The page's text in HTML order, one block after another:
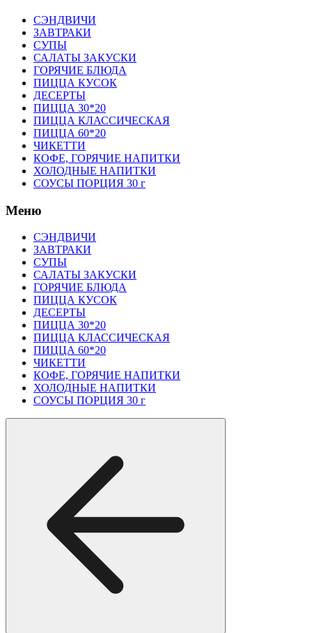
СЭНДВИЧИ
ЗАВТРАКИ
СУПЫ
САЛАТЫ ЗАКУСКИ
ГОРЯЧИЕ БЛЮДА
ПИЦЦА КУСОК
ДЕСЕРТЫ
ПИЦЦА 30*20
ПИЦЦА КЛАССИЧЕСКАЯ
ПИЦЦА 60*20
ЧИКЕТТИ
КОФЕ, ГОРЯЧИЕ НАПИТКИ
ХОЛОДНЫЕ НАПИТКИ
СОУСЫ ПОРЦИЯ 30 г
Меню
СЭНДВИЧИ
ЗАВТРАКИ
СУПЫ
САЛАТЫ ЗАКУСКИ
ГОРЯЧИЕ БЛЮДА
ПИЦЦА КУСОК
ДЕСЕРТЫ
ПИЦЦА 30*20
ПИЦЦА КЛАССИЧЕСКАЯ
ПИЦЦА 60*20
ЧИКЕТТИ
КОФЕ, ГОРЯЧИЕ НАПИТКИ
ХОЛОДНЫЕ НАПИТКИ
СОУСЫ ПОРЦИЯ 30 г